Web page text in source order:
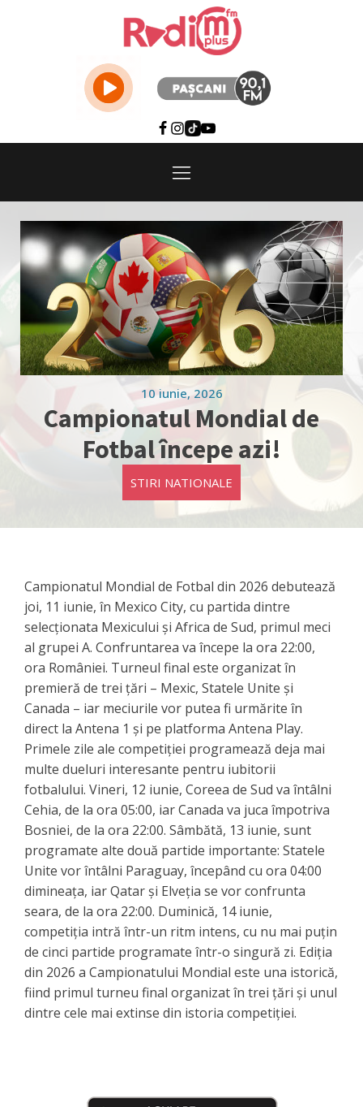
10 iunie, 2026
Campionatul Mondial de
Fotbal începe azi!
STIRI NATIONALE
Campionatul Mondial de Fotbal din 2026 debutează
joi, 11 iunie, în Mexico City, cu partida dintre
selecționata Mexicului și Africa de Sud, primul meci
al grupei A. Confruntarea va începe la ora 22:00,
ora României. Turneul final este organizat în
premieră de trei țări – Mexic, Statele Unite și
Canada – iar meciurile vor putea fi urmărite în
direct la Antena 1 și pe platforma Antena Play.
Primele zile ale competiției programează deja mai
multe dueluri interesante pentru iubitorii
fotbalului. Vineri, 12 iunie, Coreea de Sud va întâlni
Cehia, de la ora 05:00, iar Canada va juca împotriva
Bosniei, de la ora 22:00. Sâmbătă, 13 iunie, sunt
programate alte două partide importante: Statele
Unite vor întâlni Paraguay, începând cu ora 04:00
dimineața, iar Qatar și Elveția se vor confrunta
seara, de la ora 22:00. Duminică, 14 iunie,
competiția intră într-un ritm intens, cu nu mai puțin
de cinci partide programate într-o singură zi. Ediția
din 2026 a Campionatului Mondial este una istorică,
fiind primul turneu final organizat în trei țări și unul
dintre cele mai extinse din istoria competiției.